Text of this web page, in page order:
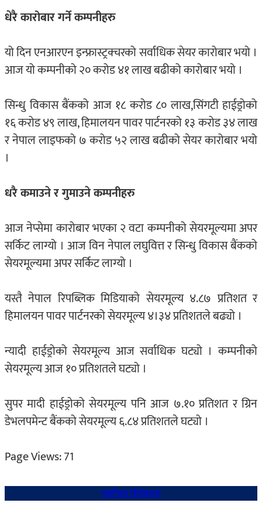
धेरै कारोबार गर्ने कम्पनीहरु
यो दिन एनआरएन इन्फ्रास्ट्रक्चरको सर्वाधिक सेयर कारोबार भयो ।
आज यो कम्पनीको २० करोड ४१ लाख बढीको कारोबार भयो ।
सिन्धु विकास बैंकको आज १८ करोड ८० लाख,सिंगटी हाईड्रोको
१६ करोड ४९ लाख, हिमालयन पावर पार्टनरको १३ करोड ३४ लाख
र नेपाल लाइफको ७ करोड ५२ लाख बढीको सेयर कारोबार भयो
।
धरै कमाउने र गुमाउने कम्पनीहरु
आज नेप्सेमा कारोबार भएका २ वटा कम्पनीको सेयरमूल्यमा अपर
सर्किट लाग्यो । आज विन नेपाल लघुवित्त र सिन्धु विकास बैंकको
सेयरमूल्यमा अपर सर्किट लाग्यो ।
यस्तै नेपाल रिपब्लिक मिडियाको सेयरमूल्य ४.८७ प्रतिशत र
हिमालयन पावर पार्टनरको सेयरमूल्य ४।३४ प्रतिशतले बढ्यो ।
न्यादी हाईड्रोको सेयरमूल्य आज सर्वाधिक घट्यो । कम्पनीको
सेयरमूल्य आज १० प्रतिशतले घट्यो ।
सुपर मादी हाईड्रोको सेयरमूल्य पनि आज ७.१० प्रतिशत र ग्रिन
डेभलपमेन्ट बैंकको सेयरमूल्य ६.८४ प्रतिशतले घट्यो ।
Page Views:71
संबन्धित शिर्षकहरु